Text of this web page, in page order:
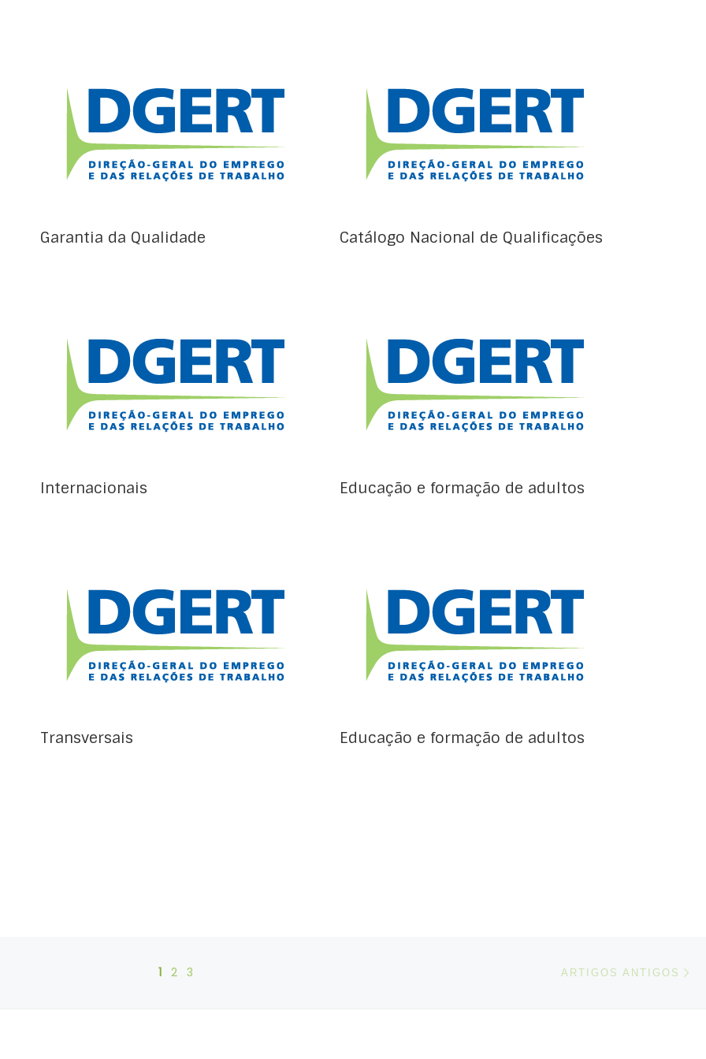
profissionais (EFP) O Decreto-Lei nº 92/2014,
de 20 de junho, que estabelece o regime
jurídico das escolas profissionais, determina
que estas devem implementar sistemas de
garantia da qualidade alinhados com o
Quadro Europeu de Garantia da Qualidade
no Ensino e Formação Profissionais (EQAVET),
Garantia da Qualidade
(Portaria nº 781/2009, de 23 de julho) é o
instrumento de gestão estratégica das
qualificações de nível não superior que tem
como objetivos regular, estruturar e articular
as diferentes modalidades formativas de
dupla certificação e o reconhecimento,
validação e certificação de competências
Catálogo Nacional de Qualificações
do EFP são os seguintes: Agenda 2030 para o
Desenvolvimento Sustentável (Resolução, de
25 de setembro de 2015, da Assembleia Geral
da ONU, Transformar o Nosso Mundo: a
Agenda 2030 para o Desenvolvimento
Sustentável) (Para mais informação
consultar Agenda 2030) Desenvolvimento
Internacionais
específicos da educação e formação de
adultos são os seguintes: Agenda Europeia
Renovada no Domínio da Educação de
Adultos (Resolução, de 20 de dezembro de
2011, do Conselho para que seja adotada
uma Agenda Europeia para a Educação de
Adultos que dê continuidade, complemente e
Educação e formação de adultos
condicionam ou interferem transversalmente
com o EFP são os seguintes: Agenda de
Competências para a Europa (Comunicação,
de 1 de julho de 2020, da Comissão ao
Parlamento Europeu, ao Conselho, ao Comité
Económico e Social Europeu e ao Comité das
Transversais
educação e formação de adultos são os
seguintes: Acordo para a Formação e
Qualificação no Setor Social Programa
Qualifica Programa Qualifica para a
Administração Pública (Resolução do
Conselho de Ministros nº 32/2019, de 14 de
fevereiro). Para uma política pública de
Educação e formação de adultos
1 2 3 ARTIGOS ANTIGOS